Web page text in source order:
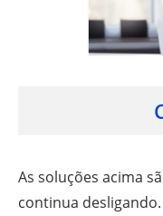
As soluções acima
continua